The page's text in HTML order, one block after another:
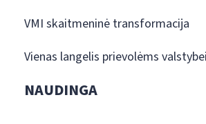
VMI skaitmeninė transformacija
Vienas langelis prievolėms
NAUDINGA